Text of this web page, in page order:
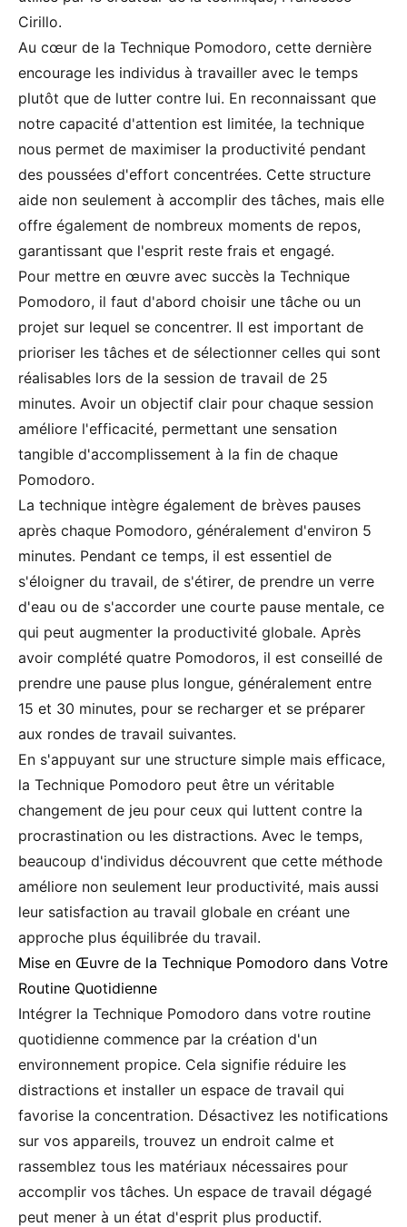
Cirillo.
Au cœur de la Technique Pomodoro, cette dernière
encourage les individus à travailler avec le temps
plutôt que de lutter contre lui. En reconnaissant que
notre capacité d'attention est limitée, la technique
nous permet de maximiser la productivité pendant
des poussées d'effort concentrées. Cette structure
aide non seulement à accomplir des tâches, mais elle
offre également de nombreux moments de repos,
garantissant que l'esprit reste frais et engagé.
Pour mettre en œuvre avec succès la Technique
Pomodoro, il faut d'abord choisir une tâche ou un
projet sur lequel se concentrer. Il est important de
prioriser les tâches et de sélectionner celles qui sont
réalisables lors de la session de travail de 25
minutes. Avoir un objectif clair pour chaque session
améliore l'efficacité, permettant une sensation
tangible d'accomplissement à la fin de chaque
Pomodoro.
La technique intègre également de brèves pauses
après chaque Pomodoro, généralement d'environ 5
minutes. Pendant ce temps, il est essentiel de
s'éloigner du travail, de s'étirer, de prendre un verre
d'eau ou de s'accorder une courte pause mentale, ce
qui peut augmenter la productivité globale. Après
avoir complété quatre Pomodoros, il est conseillé de
prendre une pause plus longue, généralement entre
15 et 30 minutes, pour se recharger et se préparer
aux rondes de travail suivantes.
En s'appuyant sur une structure simple mais efficace,
la Technique Pomodoro peut être un véritable
changement de jeu pour ceux qui luttent contre la
procrastination ou les distractions. Avec le temps,
beaucoup d'individus découvrent que cette méthode
améliore non seulement leur productivité, mais aussi
leur satisfaction au travail globale en créant une
approche plus équilibrée du travail.
Mise en Œuvre de la Technique Pomodoro dans Votre
Routine Quotidienne
Intégrer la Technique Pomodoro dans votre routine
quotidienne commence par la création d'un
environnement propice. Cela signifie réduire les
distractions et installer un espace de travail qui
favorise la concentration. Désactivez les notifications
sur vos appareils, trouvez un endroit calme et
rassemblez tous les matériaux nécessaires pour
accomplir vos tâches. Un espace de travail dégagé
peut mener à un état d'esprit plus productif.